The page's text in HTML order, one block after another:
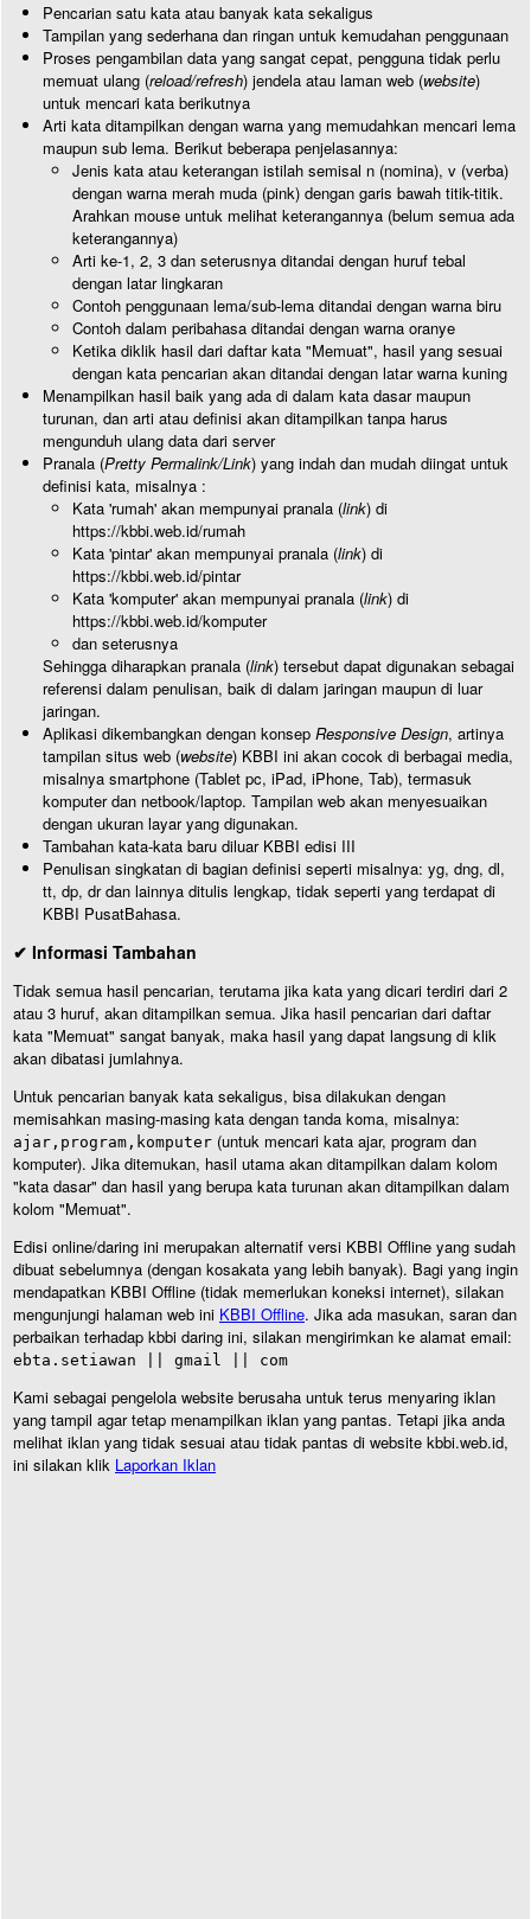
Pencarian satu kata atau banyak kata sekaligus
Tampilan yang sederhana dan ringan untuk kemudahan penggunaan
Proses pengambilan data yang sangat cepat, pengguna tidak perlu
memuat ulang (reload/refresh) jendela atau laman web (website)
untuk mencari kata berikutnya
Arti kata ditampilkan dengan warna yang memudahkan mencari lema
maupun sub lema. Berikut beberapa penjelasannya:
Jenis kata atau keterangan istilah semisal n (nomina), v (verba)
dengan warna merah muda (pink) dengan garis bawah titik-titik.
Arahkan mouse untuk melihat keterangannya (belum semua ada
keterangannya)
Arti ke-1, 2, 3 dan seterusnya ditandai dengan huruf tebal
dengan latar lingkaran
Contoh penggunaan lema/sub-lema ditandai dengan warna biru
Contoh dalam peribahasa ditandai dengan warna oranye
Ketika diklik hasil dari daftar kata "Memuat", hasil yang sesuai
dengan kata pencarian akan ditandai dengan latar warna kuning
Menampilkan hasil baik yang ada di dalam kata dasar maupun
turunan, dan arti atau definisi akan ditampilkan tanpa harus
mengunduh ulang data dari server
Pranala (Pretty Permalink/Link) yang indah dan mudah diingat untuk
definisi kata, misalnya :
Kata 'rumah' akan mempunyai pranala (link) di
https://kbbi.web.id/rumah
Kata 'pintar' akan mempunyai pranala (link) di
https://kbbi.web.id/pintar
Kata 'komputer' akan mempunyai pranala (link) di
https://kbbi.web.id/komputer
dan seterusnya
Sehingga diharapkan pranala (link) tersebut dapat digunakan sebagai
referensi dalam penulisan, baik di dalam jaringan maupun di luar
jaringan.
Aplikasi dikembangkan dengan konsep Responsive Design, artinya
tampilan situs web (website) KBBI ini akan cocok di berbagai media,
misalnya smartphone (Tablet pc, iPad, iPhone, Tab), termasuk
komputer dan netbook/laptop. Tampilan web akan menyesuaikan
dengan ukuran layar yang digunakan.
Tambahan kata-kata baru diluar KBBI edisi III
Penulisan singkatan di bagian definisi seperti misalnya: yg, dng, dl,
tt, dp, dr dan lainnya ditulis lengkap, tidak seperti yang terdapat di
KBBI PusatBahasa.
✔ Informasi Tambahan
Tidak semua hasil pencarian, terutama jika kata yang dicari terdiri dari 2
atau 3 huruf, akan ditampilkan semua. Jika hasil pencarian dari daftar
kata "Memuat" sangat banyak, maka hasil yang dapat langsung di klik
akan dibatasi jumlahnya.
Untuk pencarian banyak kata sekaligus, bisa dilakukan dengan
memisahkan masing-masing kata dengan tanda koma, misalnya:
ajar,program,komputer (untuk mencari kata ajar, program dan
komputer). Jika ditemukan, hasil utama akan ditampilkan dalam kolom
"kata dasar" dan hasil yang berupa kata turunan akan ditampilkan dalam
kolom "Memuat".
Edisi online/daring ini merupakan alternatif versi KBBI Offline yang sudah
dibuat sebelumnya (dengan kosakata yang lebih banyak). Bagi yang ingin
mendapatkan KBBI Offline (tidak memerlukan koneksi internet), silakan
mengunjungi halaman web ini KBBI Offline. Jika ada masukan, saran dan
perbaikan terhadap kbbi daring ini, silakan mengirimkan ke alamat email:
ebta.setiawan || gmail || com
Kami sebagai pengelola website berusaha untuk terus menyaring iklan
yang tampil agar tetap menampilkan iklan yang pantas. Tetapi jika anda
melihat iklan yang tidak sesuai atau tidak pantas di website kbbi.web.id,
ini silakan klik Laporkan Iklan